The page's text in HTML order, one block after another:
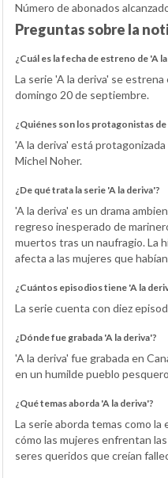
Número de abonados
Preguntas sobre la
¿Cuál es la fecha de estreno de 'A
La serie 'A la deriva' se
domingo 20 de septiembre.
¿Quiénes son los protagonistas de
'A la deriva' está
Michel Noher.
¿De qué trata la serie 'A la deriva'?
'A la deriva' es un drama
regreso inesperado de
muertos tras un naufragio. La
afecta a las mujeres que
¿Cuántos episodios tiene 'A la
La serie cuenta con diez
¿Dónde fue grabada 'A la deriva'?
'A la deriva' fue grabada en
en un humilde pueblo
¿Qué temas aborda 'A la deriva'?
La serie aborda temas como la
cómo las mujeres enfrentan
seres queridos que creían